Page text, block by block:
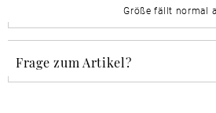
Größe fällt normal
Frage zum Artikel?